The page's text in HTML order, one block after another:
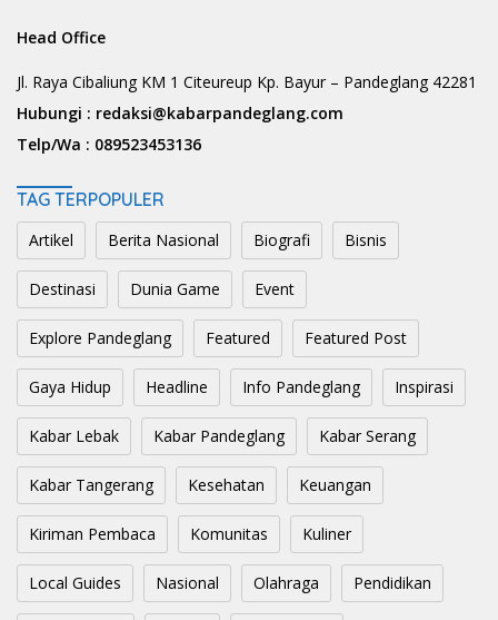
Head Office
Jl. Raya Cibaliung KM 1 Citeureup Kp. Bayur – Pandeglang 42281
Hubungi : redaksi@kabarpandeglang.com
Telp/Wa : 089523453136
TAG TERPOPULER
Artikel Berita Nasional Biografi Bisnis
Destinasi Dunia Game Event
Explore Pandeglang Featured Featured Post
Gaya Hidup Headline Info Pandeglang Inspirasi
Kabar Lebak Kabar Pandeglang Kabar Serang
Kabar Tangerang Kesehatan Keuangan
Kiriman Pembaca Komunitas Kuliner
Local Guides Nasional Olahraga Pendidikan